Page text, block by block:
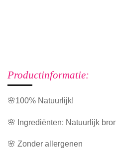
Productinformatie:
🌸100% Natuurlijk!
🌸 Ingrediënten: Natuurlijk
🌸 Zonder allergenen